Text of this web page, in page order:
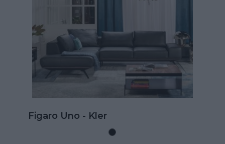
Kožená rohová sedačka Goya s
rozkladom na spanie